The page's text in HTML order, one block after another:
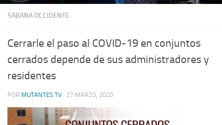
SABANA OCCIDENTE
Cerrarle el paso al COVID-19 en conjuntos
cerrados depende de sus administradores y
residentes
POR MUTANTES TV · 27 MARZO, 2020